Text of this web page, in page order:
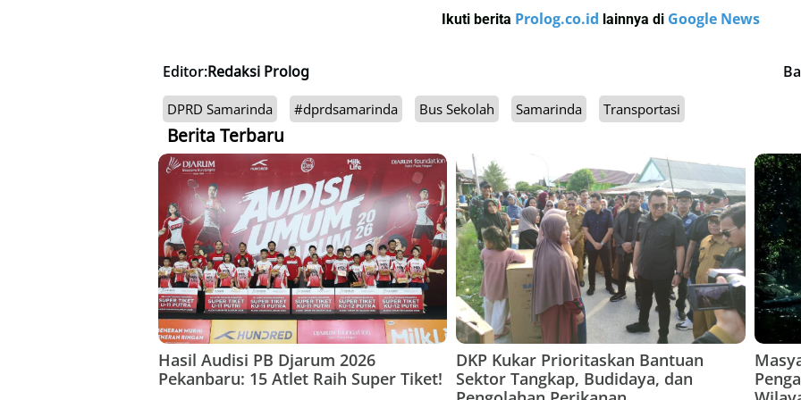
Ikuti berita Prolog.co.id lainnya di Google News
Editor:Redaksi Prolog
DPRD Samarinda #dprdsamarinda Bus Sekolah Samarinda Transportasi
Berita Terbaru
Hasil Audisi PB Djarum 2026
Pekanbaru: 15 Atlet Raih Super Tiket!
DKP Kukar Prioritaskan Bantuan
Sektor Tangkap, Budidaya, dan